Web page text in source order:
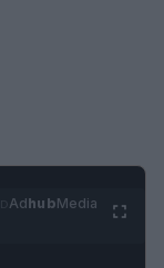
AdhubMedia